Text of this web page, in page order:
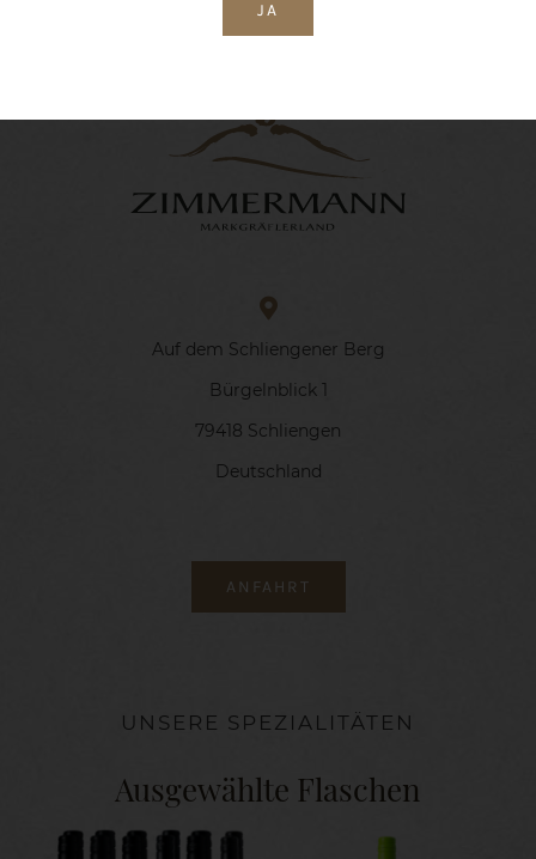
Auf dem Schliengener Berg
Bürgelnblick 1
79418 Schliengen
Deutschland
ANFAHRT
UNSERE SPEZIALITÄTEN
Ausgewählte Flaschen
JA